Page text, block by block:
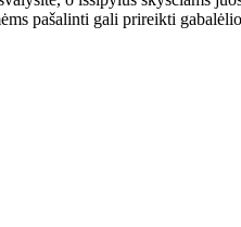
pašalinti gali prireikti